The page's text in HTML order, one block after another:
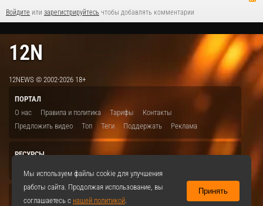
Войдите или зарегистрируйтесь чтобы добавлять комментарии
12N
12NEWS © 2002-2026 18+
ПОРТАЛ
О нас
Правила и политика Тарифы
Контакты
Предложить видео
Топ Теги Поддержать Реклама
РЕСУРСЫ
Мы используем файлы cookie для улучшения
работы сайта. Продолжая использование, вы
соглашаетесь с нашей политикой.
Принять